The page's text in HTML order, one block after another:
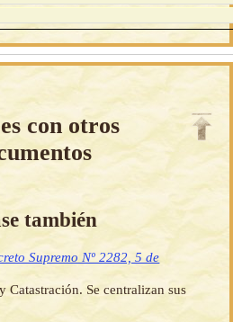
con otros
también
Supremo Nº 2282, 5 de
Catastración. Se centralizan sus